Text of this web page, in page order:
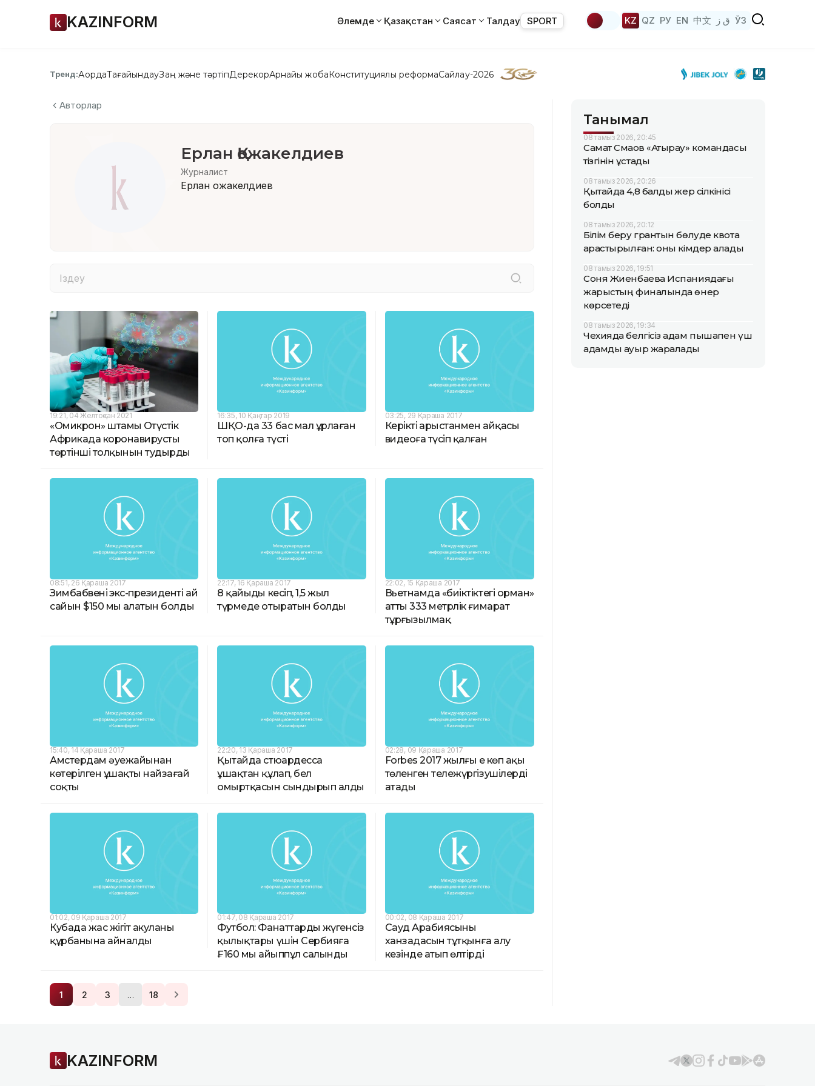
KAZINFORM Әлемде Қазақстан Саясат Талдау SPORT KZ QZ РУ EN 中文 ق ز ЎЗ
Тренд:АқордаТағайындауЗаң және тәртіпДерекқорАрнайы жобаКонституциялық реформаСайлау-2026
Авторлар
Ерлан Қожакелдиев
Журналист
Ерлан Қожакелдиев
19:21, 04 Желтоқсан 2021
«Омикрон» штамы Оңтүстік
Африкада коронавирустың
төртінші толқынын тудырды
16:35, 10 Қаңтар 2019
ШҚО-да 33 бас мал ұрлаған
топ қолға түсті
03:25, 29 Қараша 2017
Керіктің арыстанмен айқасы
видеоға түсіп қалған
08:51, 26 Қараша 2017
Зимбабвенің экс-президенті ай
сайын $150 мың алатын болды
22:17, 16 Қараша 2017
8 қайыңды кесіп, 1,5 жыл
түрмеде отыратын болды
22:02, 15 Қараша 2017
Вьетнамда «биіктіктегі орман»
атты 333 метрлік ғимарат
тұрғызылмақ
15:40, 14 Қараша 2017
Амстердам әуежайынан
көтерілген ұшақты найзағай
соқты
22:20, 13 Қараша 2017
Қытайда стюардесса
ұшақтан құлап, бел
омыртқасын сындырып алды
02:28, 09 Қараша 2017
Forbes 2017 жылғы ең көп ақы
төленген тележүргізушілерді
атады
01:02, 09 Қараша 2017
Кубада жас жігіт акуланың
құрбанына айналды
01:47, 08 Қараша 2017
Футбол: Фанаттардың жүгенсіз
қылықтары үшін Сербияға
₣160 мың айыппұл салынды
00:02, 08 Қараша 2017
Сауд Арабиясының
ханзадасын тұтқынға алу
кезінде атып өлтірді
1 2 3 … 18
Танымал
08 тамыз 2026, 20:45
Самат Смақов «Атырау» командасы
тізгінін ұстады
08 тамыз 2026, 20:26
Қытайда 4,8 балдық жер сілкінісі
болды
08 тамыз 2026, 20:12
Білім беру грантын бөлуде квота
қарастырылған: оны кімдер алады
08 тамыз 2026, 19:51
Соня Жиенбаева Испаниядағы
жарыстың финалында өнер
көрсетеді
08 тамыз 2026, 19:34
Чехияда белгісіз адам пышақпен үш
адамды ауыр жаралады
KAZINFORM